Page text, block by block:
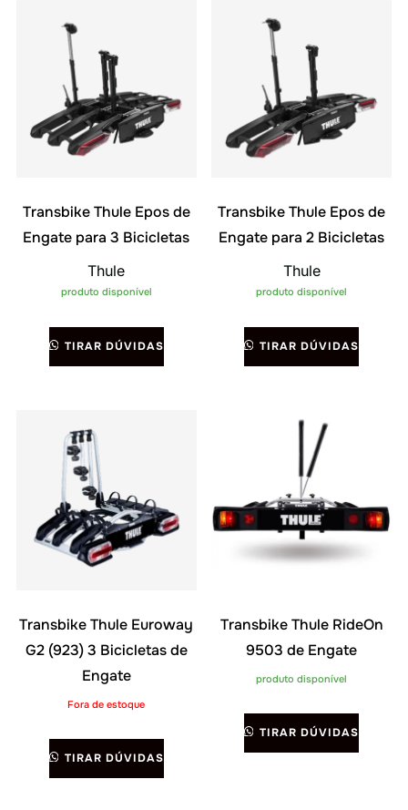
Transbike Thule Epos de
Engate para 3 Bicicletas
Thule
produto disponível
TIRAR DÚVIDAS
Transbike Thule Epos de
Engate para 2 Bicicletas
Thule
produto disponível
TIRAR DÚVIDAS
Transbike Thule Euroway
G2 (923) 3 Bicicletas de
Engate
Fora de estoque
TIRAR DÚVIDAS
Transbike Thule RideOn
9503 de Engate
produto disponível
TIRAR DÚVIDAS